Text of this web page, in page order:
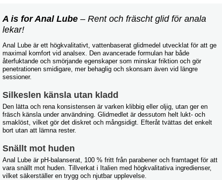
A is for Anal Lube – Rent och fräscht glid för anala
lekar!
Anal Lube är ett högkvalitativt, vattenbaserat glidmedel utvecklat för att ge
maximal komfort vid analsex. Den avancerade formulan har både
återfuktande och smörjande egenskaper som minskar friktion och gör
penetrationen smidigare, mer behaglig och skonsam även vid längre
sessioner.
Silkeslen känsla utan kladd
Den lätta och rena konsistensen är varken klibbig eller oljig, utan ger en
fräsch känsla under användning. Glidmedlet är dessutom helt lukt- och
smaklöst, vilket gör det diskret och mångsidigt. Efteråt tvättas det enkelt
bort utan att lämna rester.
Snällt mot huden
Anal Lube är pH-balanserat, 100 % fritt från parabener och framtaget för att
vara snällt mot huden. Tillverkat i Italien med högkvalitativa ingredienser,
vilket säkerställer en trygg och njutbar upplevelse.